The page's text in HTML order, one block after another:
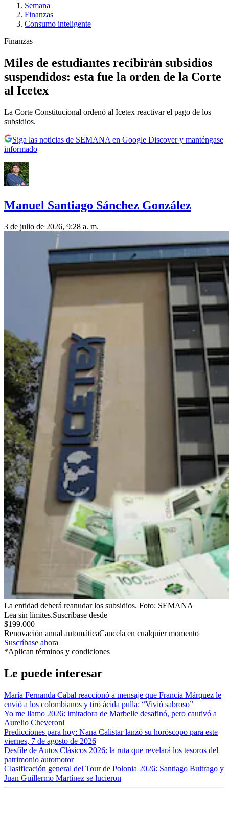
Semana|
Finanzas|
Consumo inteligente
Finanzas
Miles de estudiantes recibirán subsidios
suspendidos: esta fue la orden de la Corte
al Icetex
La Corte Constitucional ordenó al Icetex reactivar el pago de los
subsidios.
Siga las noticias de SEMANA en Google Discover y manténgase
informado
Manuel Santiago Sánchez González
3 de julio de 2026, 9:28 a. m.
La entidad deberá reanudar los subsidios. Foto: SEMANA
Lea sin límites.Suscríbase desde
$199.000
Renovación anual automáticaCancela en cualquier momento
Suscríbase ahora
*Aplican términos y condiciones
Le puede interesar
María Fernanda Cabal reaccionó a mensaje que Francia Márquez le
envió a los colombianos y tiró ácida pulla: “Vivió sabroso”
Yo me llamo 2026: imitadora de Marbelle desafinó, pero cautivó a
Aurelio Cheveroni
Predicciones para hoy: Nana Calistar lanzó su horóscopo para este
viernes, 7 de agosto de 2026
Desfile de Autos Clásicos 2026: la ruta que revelará los tesoros del
patrimonio automotor
Clasificación general del Tour de Polonia 2026: Santiago Buitrago y
Juan Guillermo Martínez se lucieron